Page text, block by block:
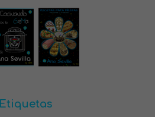
Etiquetas